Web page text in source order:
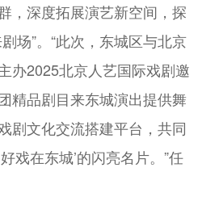
，深度拓展演艺新空间，探
场”。“此次，东城区与北京
办2025北京人艺国际戏剧邀
精品剧目来东城演出提供舞
剧文化交流搭建平台，共同
戏在东城’的闪亮名片。”任